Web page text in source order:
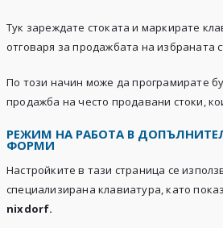
Тук зареждате стоката и маркирате
отговаря за продажбата на избраната
По този начин може да програмирате
продажба на често продавани стоки,
РЕЖИМ НА РАБОТА В
ФОРМИ
Настройките в тази страница се
специализирана клавиатура, като
nixdorf.